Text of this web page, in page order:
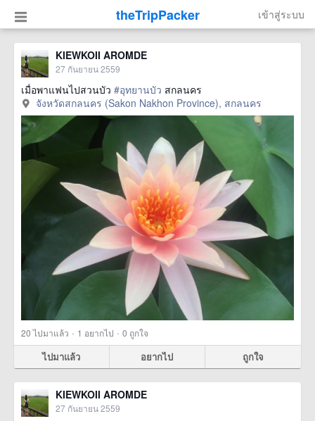
theTripPacker เข้าสู่ระบบ
KIEWKOII AROMDE
27 กันยายน 2559
เมื่อพาแฟนไปสวนบัว #อุทยานบัว สกลนคร
จังหวัดสกลนคร (Sakon Nakhon Province), สกลนคร
20ไปมาแล้ว · 1 อยากไป · 0 ถูกใจ
ไปมาแล้ว อยากไป ถูกใจ
KIEWKOII AROMDE
27 กันยายน 2559